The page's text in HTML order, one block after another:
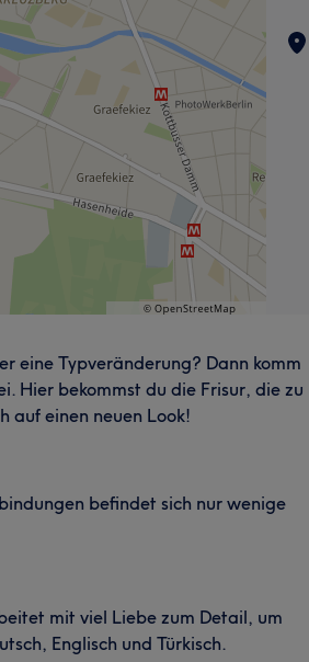
eine Typveränderung? Dann komm
Hier bekommst du die Frisur, die zu
auf einen neuen Look!
befindet sich nur wenige
mit viel Liebe zum Detail, um
Englisch und Türkisch.